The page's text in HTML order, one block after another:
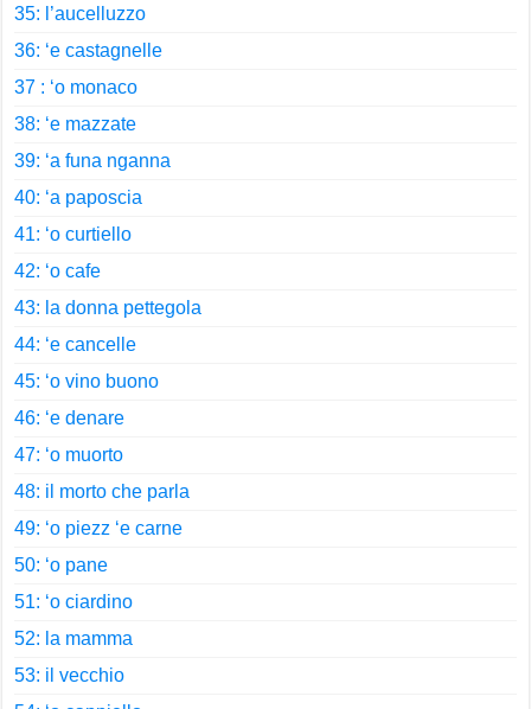
35: l’aucelluzzo
36: ‘e castagnelle
37 : ‘o monaco
38: ‘e mazzate
39: ‘a funa nganna
40: ‘a paposcia
41: ‘o curtiello
42: ‘o cafe
43: la donna pettegola
44: ‘e cancelle
45: ‘o vino buono
46: ‘e denare
47: ‘o muorto
48: il morto che parla
49: ‘o piezz ‘e carne
50: ‘o pane
51: ‘o ciardino
52: la mamma
53: il vecchio